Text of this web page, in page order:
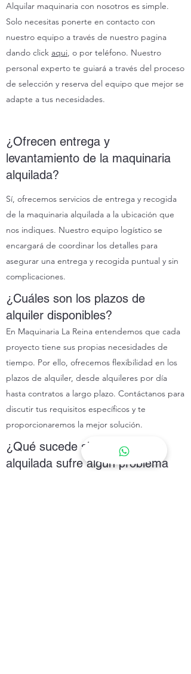
Alquilar maquinaria con nosotros es simple.
Solo necesitas ponerte en contacto con
nuestro equipo a través de nuestro pagina
dando click aqui, o por teléfono. Nuestro
personal experto te guiará a través del proceso
de selección y reserva del equipo que mejor se
adapte a tus necesidades.
¿Ofrecen entrega y
levantamiento de la maquinaria
alquilada?
Sí, ofrecemos servicios de entrega y recogida
de la maquinaria alquilada a la ubicación que
nos indiques. Nuestro equipo logístico se
encargará de coordinar los detalles para
asegurar una entrega y recogida puntual y sin
complicaciones.
¿Cuáles son los plazos de
alquiler disponibles?
En Maquinaria La Reina entendemos que cada
proyecto tiene sus propias necesidades de
tiempo. Por ello, ofrecemos flexibilidad en los
plazos de alquiler, desde alquileres por día
hasta contratos a largo plazo. Contáctanos para
discutir tus requisitos específicos y te
proporcionaremos la mejor solución.
¿Qué sucede si la maquinaria
alquilada sufre algún problema